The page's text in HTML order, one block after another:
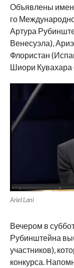
Объявлены
го
Артура
Венесуэла),
Флористан
Шиори Кувахара
Ariel Lani
Вечером в
Рубинштейна
участников),
конкурса.